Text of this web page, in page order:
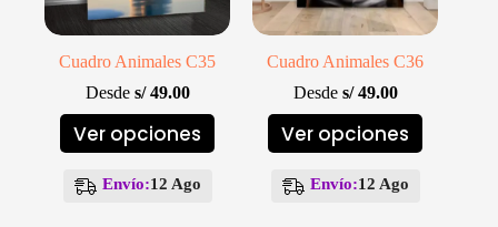
Cuadro Animales C35
Desde s/49.00
Ver opciones
Este
producto
múltiples
Envío:12 Ago
Cuadro Animales C36
Desde s/49.00
Ver opciones
Este
producto
múltiples
Envío:12 Ago